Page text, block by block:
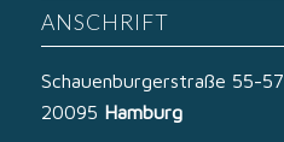
ANSCHRIFT
Schauenburgerstraße 55-57
20095 Hamburg